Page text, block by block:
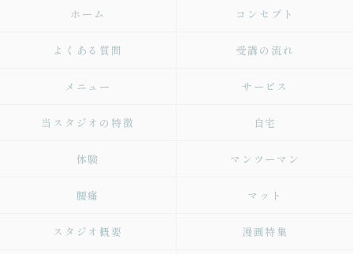
ホーム コンセプト
よくある質問 受講の流れ
メニュー サービス
当スタジオの特徴 自宅
体験 マンツーマン
腰痛 マット
スタジオ概要 漫画特集